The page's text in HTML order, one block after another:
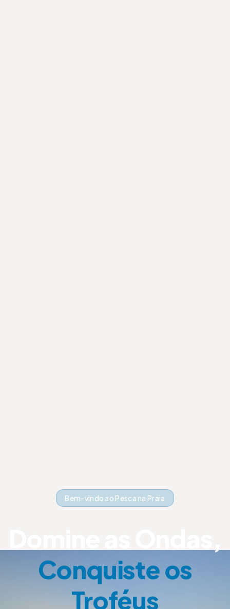
Bem-vindo ao Pesca na Praia
Conquiste os
Troféus